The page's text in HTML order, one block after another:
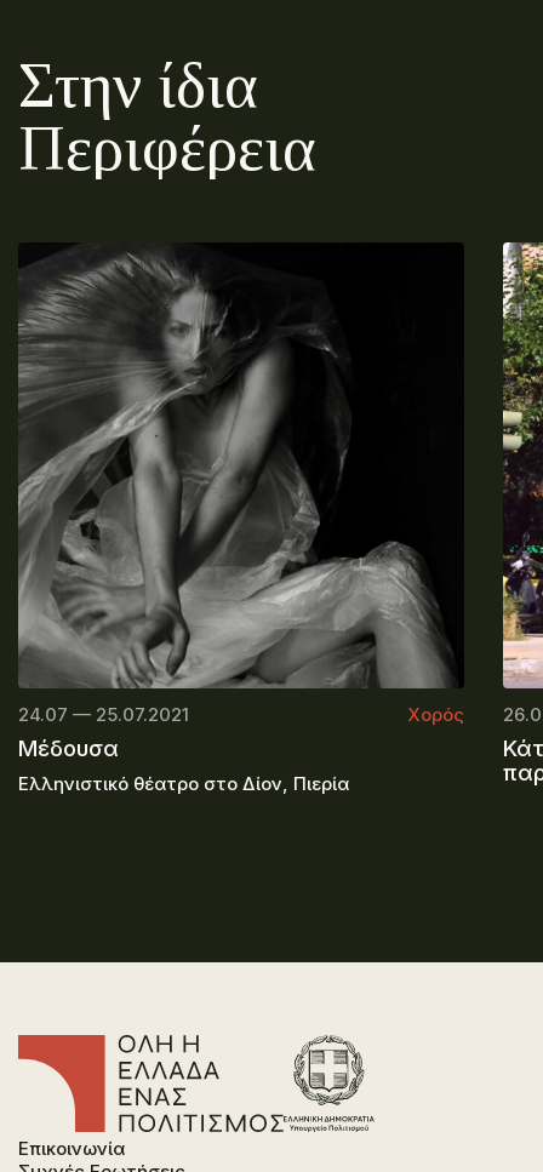
Στην ίδια
Περιφέρεια
24.07 — 25.07.2021 Χορός
Μέδουσα
Ελληνιστικό θέατρο στο Δίον, Πιερία
Επικοινωνία